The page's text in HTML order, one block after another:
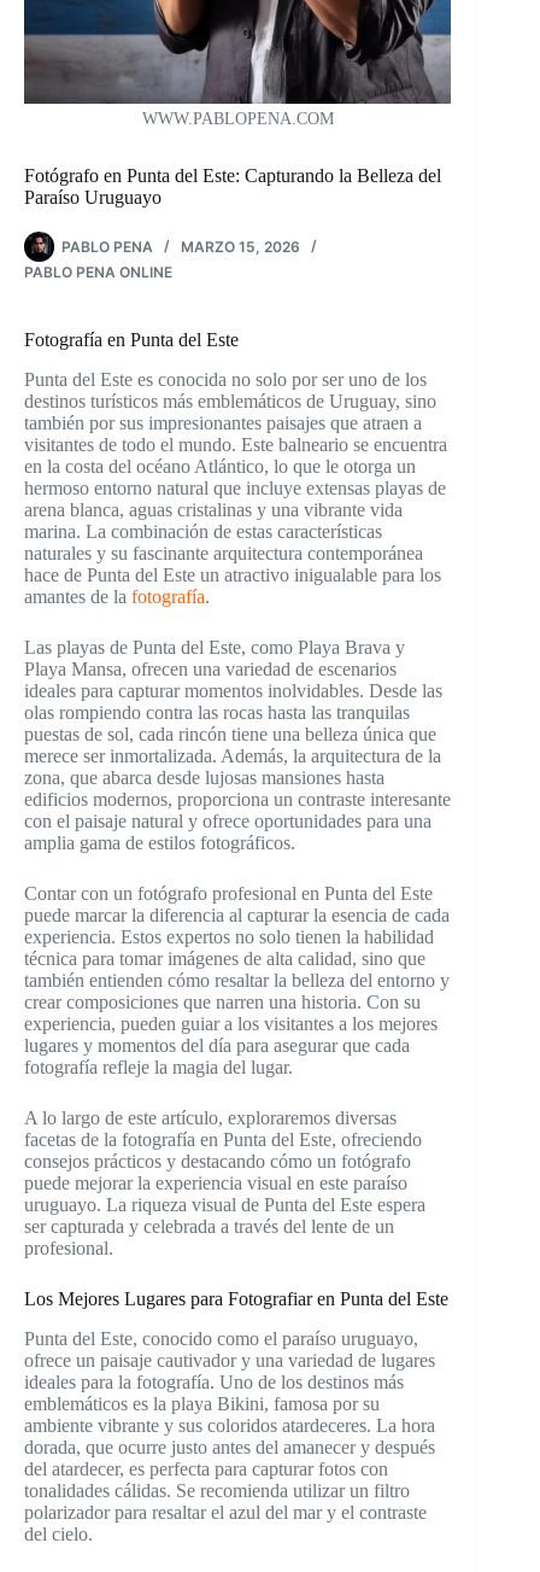
WWW.PABLOPENA.COM
Fotógrafo en Punta del Este: Capturando la Belleza del
Paraíso Uruguayo
PABLO PENA
MARZO 15, 2026
PABLO PENA ONLINE
Fotografía en Punta del Este
Punta del Este es conocida no solo por ser uno de los
destinos turísticos más emblemáticos de Uruguay, sino
también por sus impresionantes paisajes que atraen a
visitantes de todo el mundo. Este balneario se encuentra
en la costa del océano Atlántico, lo que le otorga un
hermoso entorno natural que incluye extensas playas de
arena blanca, aguas cristalinas y una vibrante vida
marina. La combinación de estas características
naturales y su fascinante arquitectura contemporánea
hace de Punta del Este un atractivo inigualable para los
amantes de la fotografía.
Las playas de Punta del Este, como Playa Brava y
Playa Mansa, ofrecen una variedad de escenarios
ideales para capturar momentos inolvidables. Desde las
olas rompiendo contra las rocas hasta las tranquilas
puestas de sol, cada rincón tiene una belleza única que
merece ser inmortalizada. Además, la arquitectura de la
zona, que abarca desde lujosas mansiones hasta
edificios modernos, proporciona un contraste interesante
con el paisaje natural y ofrece oportunidades para una
amplia gama de estilos fotográficos.
Contar con un fotógrafo profesional en Punta del Este
puede marcar la diferencia al capturar la esencia de cada
experiencia. Estos expertos no solo tienen la habilidad
técnica para tomar imágenes de alta calidad, sino que
también entienden cómo resaltar la belleza del entorno y
crear composiciones que narren una historia. Con su
experiencia, pueden guiar a los visitantes a los mejores
lugares y momentos del día para asegurar que cada
fotografía refleje la magia del lugar.
A lo largo de este artículo, exploraremos diversas
facetas de la fotografía en Punta del Este, ofreciendo
consejos prácticos y destacando cómo un fotógrafo
puede mejorar la experiencia visual en este paraíso
uruguayo. La riqueza visual de Punta del Este espera
ser capturada y celebrada a través del lente de un
profesional.
Los Mejores Lugares para Fotografiar en Punta del Este
Punta del Este, conocido como el paraíso uruguayo,
ofrece un paisaje cautivador y una variedad de lugares
ideales para la fotografía. Uno de los destinos más
emblemáticos es la playa Bikini, famosa por su
ambiente vibrante y sus coloridos atardeceres. La hora
dorada, que ocurre justo antes del amanecer y después
del atardecer, es perfecta para capturar fotos con
tonalidades cálidas. Se recomienda utilizar un filtro
polarizador para resaltar el azul del mar y el contraste
del cielo.